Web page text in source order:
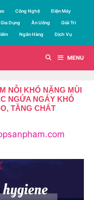
Công Nghệ Điện Máy
Gia Dụng Ăn Uống Giải Trí
Ngân Hàng Dịch Vụ
MENU
NỖI KHỔ NẶNG MÙI
NGỨA NGÁY KHÓ
TĂNG CHẤT